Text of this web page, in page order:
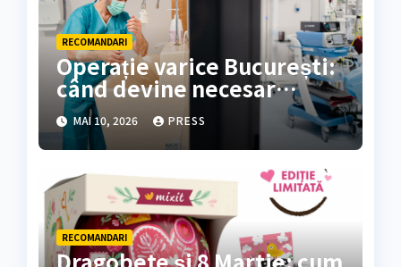
RECOMANDARI
Operație varice București:
când devine necesar
tratamentul chirurgical
MAI 10, 2026 PRESS
RECOMANDARI